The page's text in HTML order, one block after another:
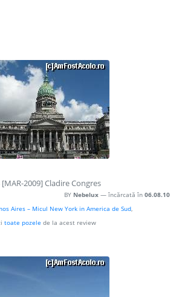
[MAR-2009] Cladire Congres
BY Nebelux — încărcată în 06.08.10
Aires – Micul New York in America de Sud,
toate pozele de la acest review